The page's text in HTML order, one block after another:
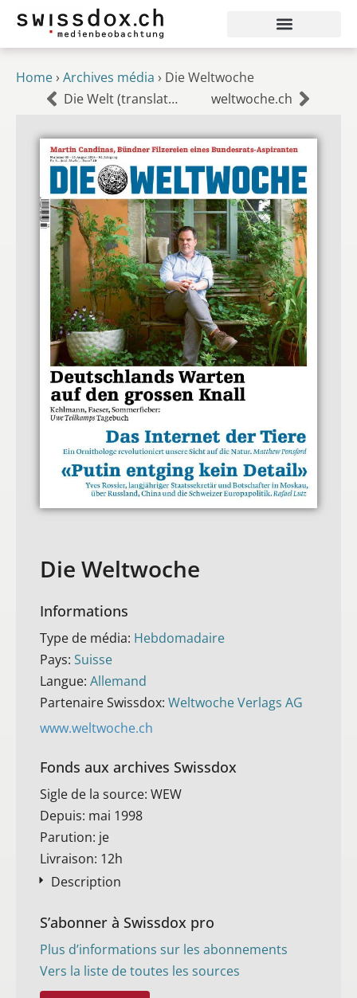
Home› Archives média › Die Weltwoche
Die Welt (translated into French)
weltwoche.ch
Die Weltwoche
Informations
Type de média: Hebdomadaire
Pays: Suisse
Langue: Allemand
Partenaire Swissdox: Weltwoche Verlags AG
www.weltwoche.ch
Fonds aux archives Swissdox
Sigle de la source: WEW
Depuis: mai 1998
Parution: je
Livraison: 12h
Description
S’abonner à Swissdox pro
Plus d’informations sur les abonnements
Vers la liste de toutes les sources